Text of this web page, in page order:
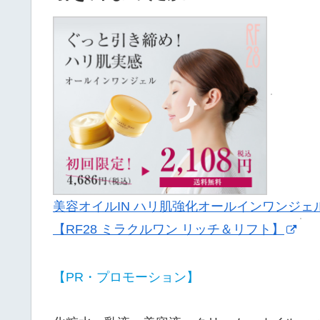
美容オイルIN ハリ肌強化オールインワンジェ
【RF28 ミラクルワン リッチ＆リフト】
【PR・プロモーション】